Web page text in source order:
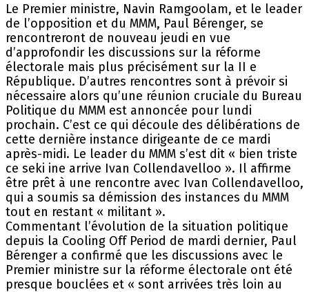
Le Premier ministre, Navin Ramgoolam, et le leader
de l’opposition et du MMM, Paul Bérenger, se
rencontreront de nouveau jeudi en vue
d’approfondir les discussions sur la réforme
électorale mais plus précisément sur la II e
République. D’autres rencontres sont à prévoir si
nécessaire alors qu’une réunion cruciale du Bureau
Politique du MMM est annoncée pour lundi
prochain. C’est ce qui découle des délibérations de
cette dernière instance dirigeante de ce mardi
après-midi. Le leader du MMM s’est dit « bien triste
ce seki ine arrive Ivan Collendavelloo ». Il affirme
être prêt à une rencontre avec Ivan Collendavelloo,
qui a soumis sa démission des instances du MMM
tout en restant « militant ».
Commentant l’évolution de la situation politique
depuis la Cooling Off Period de mardi dernier, Paul
Bérenger a confirmé que les discussions avec le
Premier ministre sur la réforme électorale ont été
presque bouclées et « sont arrivées très loin au